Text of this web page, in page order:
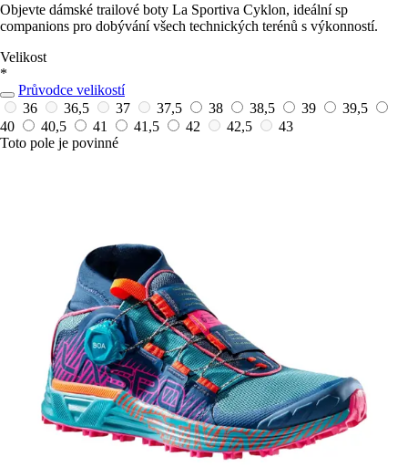
Objevte dámské trailové boty La Sportiva Cyklon, ideální sp
companions pro dobývání všech technických terénů s výkonností.
Velikost
*
Průvodce velikostí
36
36,5 37 37,5 38 38,5 39
39,5
40
40,5 41 41,5 42 42,5
43
Toto pole je povinné